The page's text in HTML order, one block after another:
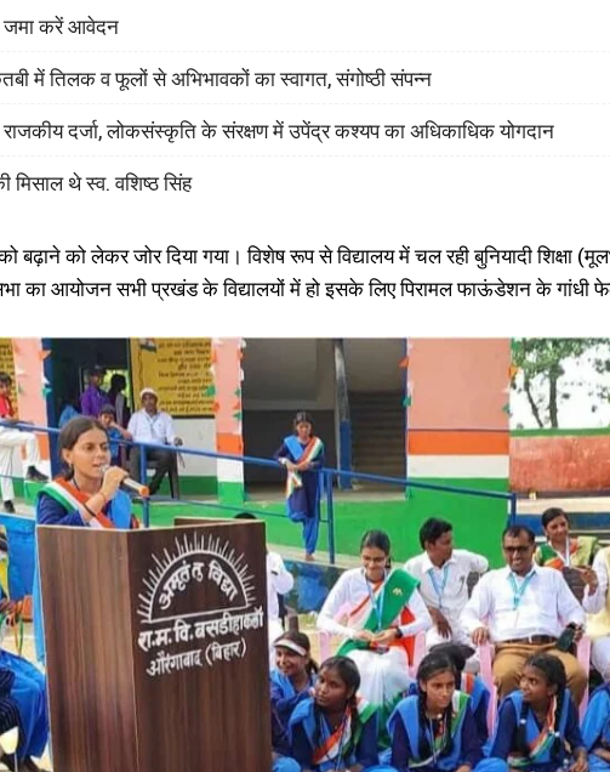
I WANT IN
and accept the Privacy Policy.
जमा करें आवेदन
में तिलक व फूलों से अभिभावकों का स्वागत, संगोष्ठी संपन्न
राजकीय दर्जा, लोकसंस्कृति के संरक्षण में उपेंद्र कश्यप का अधिकाधिक योगदान
मिसाल थे स्व. वशिष्ठ सिंह
बढ़ाने को लेकर जोर दिया गया। विशेष रूप से विद्यालय में चल रही बुनियादी शिक्षा
का आयोजन सभी प्रखंड के विद्यालयों में हो इसके लिए पिरामल फाऊंडेशन के गांधी